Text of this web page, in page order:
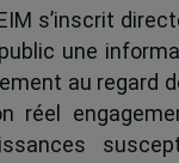
s’inscrit
une
au regard
réel